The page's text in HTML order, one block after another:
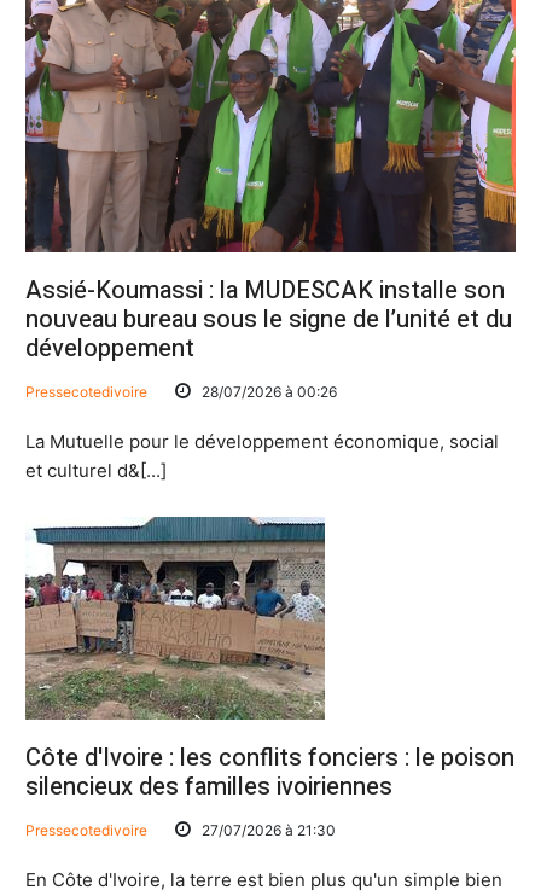
Assié-Koumassi : la MUDESCAK installe son
nouveau bureau sous le signe de l’unité et du
développement
Pressecotedivoire 28/07/2026 à 00:26
La Mutuelle pour le développement économique, social
et culturel d&[...]
Côte d'Ivoire : les conflits fonciers : le poison
silencieux des familles ivoiriennes
Pressecotedivoire 27/07/2026 à 21:30
En Côte d'Ivoire, la terre est bien plus qu'un simple bien